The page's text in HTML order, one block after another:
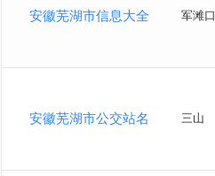
安徽芜湖市信息大全 军滩口
安徽芜湖市公交站名 三山